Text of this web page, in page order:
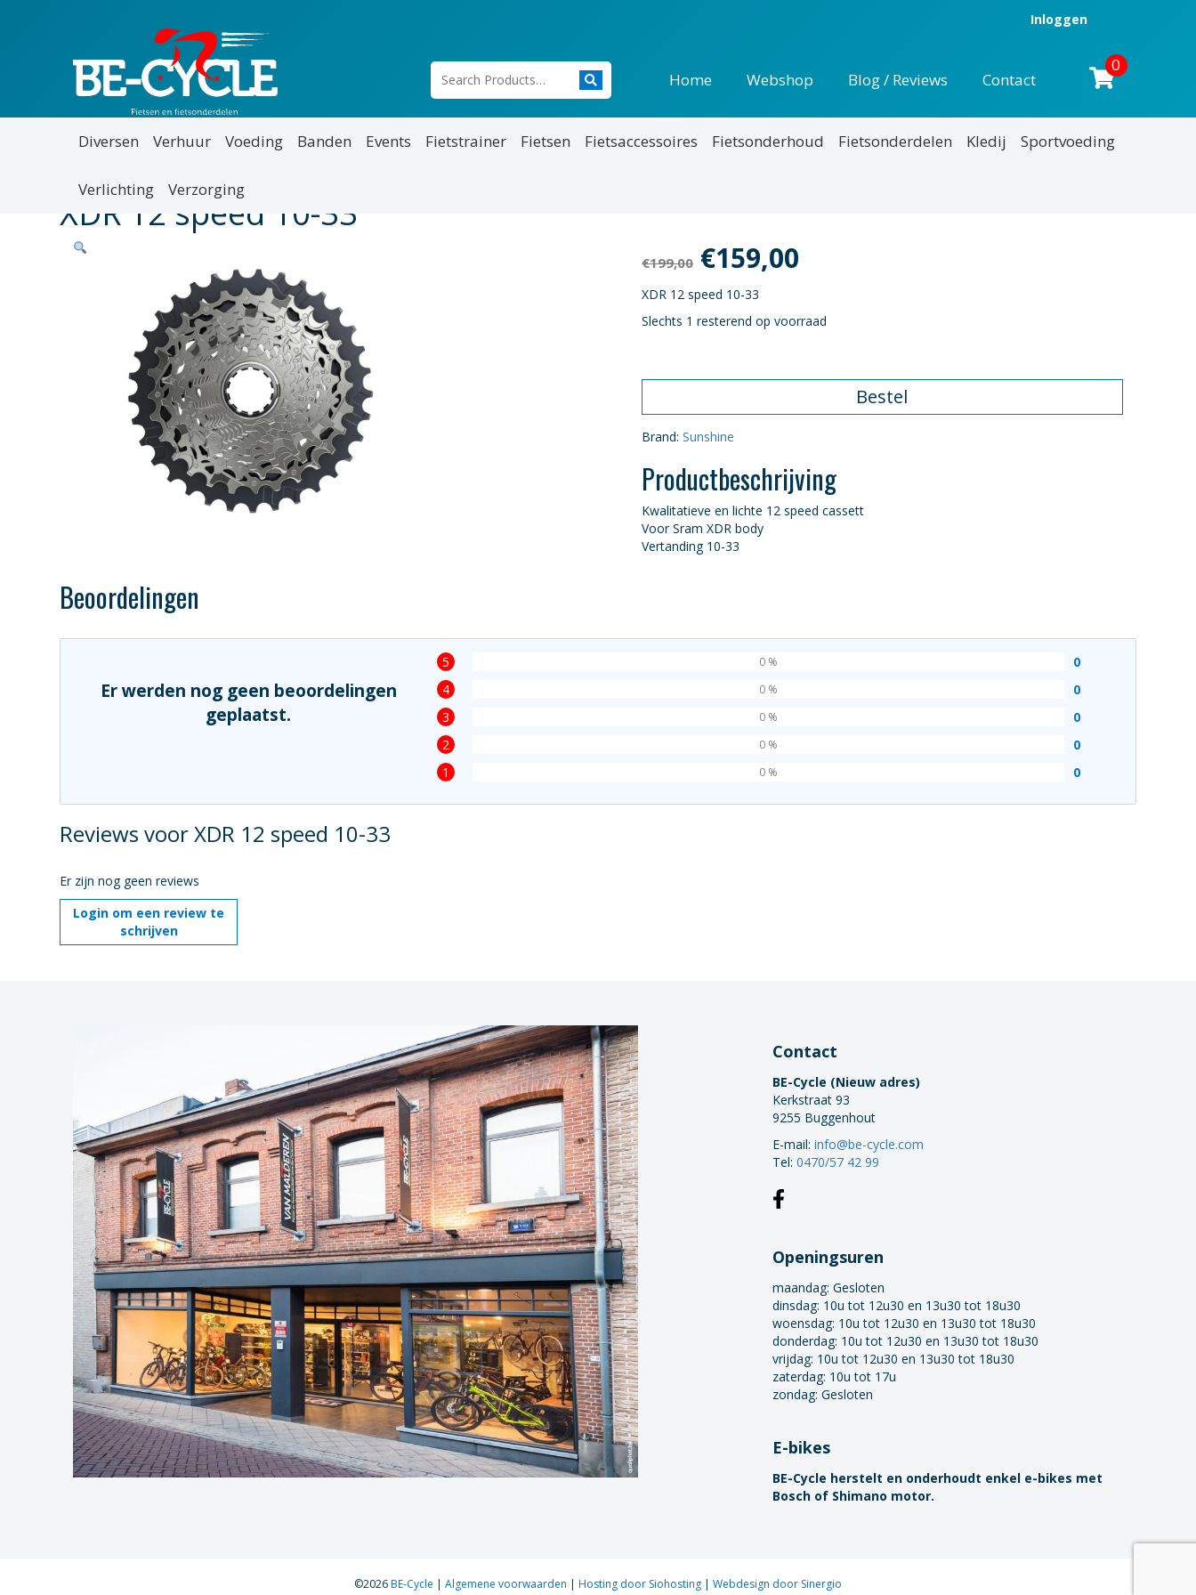
Inloggen
Home Webshop Blog / Reviews Contact
0
Diversen Verhuur Voeding Banden Events Fietstrainer Fietsen Fietsaccessoires Fietsonderhoud Fietsonderdelen Kledij Sportvoeding
Verlichting Verzorging
XDR 12 speed 10-33
€199,00 Oorspronkelijke
prijs
was:
€159,00
is:
XDR 12 speed 10-33
Slechts 1 resterend op voorraad
Bestel
Brand:Sunshine
Productbeschrijving
Kwalitatieve en lichte 12 speed cassett
Voor Sram XDR body
Vertanding 10-33
Beoordelingen
Er werden nog geen beoordelingen
geplaatst.
5 0
0 %
4 0
0 %
3 0
0 %
2 0
0 %
1 0
0 %
Reviews voor XDR 12 speed 10-33
Er zijn nog geen reviews
Login om een review te
schrijven
Contact
BE-Cycle (Nieuw adres)
Kerkstraat 93
9255 Buggenhout
E-mail:info@be-cycle.com
Tel:0470/57 42 99
Openingsuren
maandag:Gesloten
dinsdag: 10u tot 12u30 en 13u30 tot 18u30
woensdag: 10u tot 12u30 en 13u30 tot 18u30
donderdag: 10u tot 12u30 en 13u30 tot 18u30
vrijdag: 10u tot 12u30 en 13u30 tot 18u30
zaterdag: 10u tot 17u
zondag: Gesloten
E-bikes
BE-Cycle herstelt en onderhoudt enkel e-bikes met
Bosch of Shimano motor.
©2026BE-Cycle | Algemene voorwaarden | Hosting door Siohosting | Webdesign door Sinergio